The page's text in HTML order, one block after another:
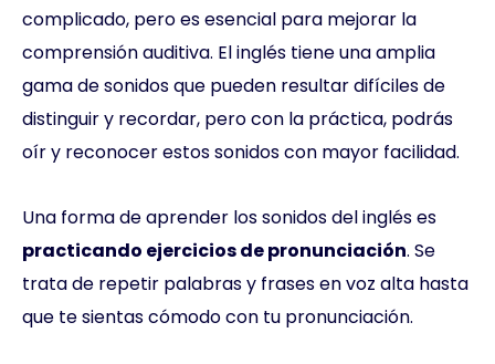
complicado, pero es esencial para mejorar la
comprensión auditiva. El inglés tiene una amplia
gama de sonidos que pueden resultar difíciles de
distinguir y recordar, pero con la práctica, podrás
oír y reconocer estos sonidos con mayor facilidad.
Una forma de aprender los sonidos del inglés es
practicando ejercicios de pronunciación. Se
trata de repetir palabras y frases en voz alta hasta
que te sientas cómodo con tu pronunciación.